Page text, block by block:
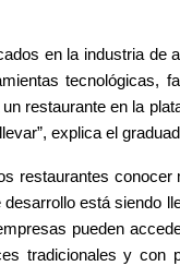
en la industria de
tecnológicas,
restaurante en la
explica el
restaurantes
está siendo
pueden
tradicionales y con